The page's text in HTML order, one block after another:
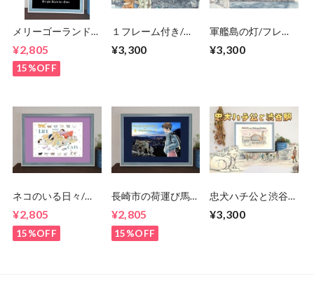
メリーゴーランド/
トポスター/そのま
まプレゼントに/す
ぐ飾れる/回転木
¥2,805
15%OFF
１フレーム付き/長
スター プレゼント
¥3,300
軍艦島の灯/フレー
ラスト プレゼント
¥3,300
ネコのいる日々/ポ
き/そのままプレゼ
ントに/すぐ飾れ
る/A4/猫さん/にゃ
¥2,805
15%OFF
長崎市の荷運び馬/
ター/プレゼントに/
すぐ飾れる/A4/風
情/情景/観光/旅/帰
¥2,805
15%OFF
忠犬ハチ公と渋谷
スター イラスト プ
¥3,300